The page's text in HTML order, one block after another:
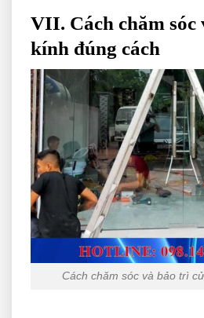
VII. Cách chăm sóc
kính đúng cách
Cách chăm sóc và bảo trì